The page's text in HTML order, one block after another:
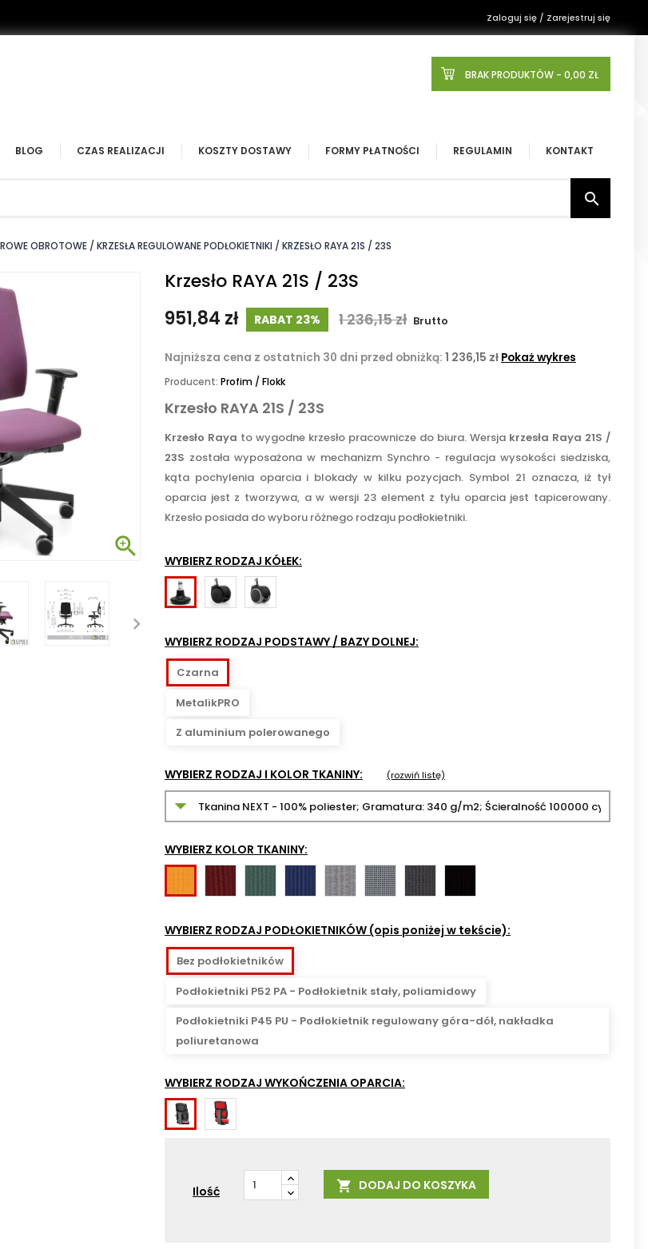
Zaloguj się / Zarejestruj się
BRAK PRODUKTÓW - 0,00 ZŁ
BLOG CZAS REALIZACJI KOSZTY DOSTAWY FORMY PŁATNOŚCI REGULAMIN KONTAKT

OBROTOWE KRZESŁA REGULOWANE PODŁOKIETNIKI KRZESŁO RAYA 21S / 23S

Krzesło RAYA 21S / 23S
951,84 zł
RABAT 23% 1 236,15 zł Brutto
Najniższa cena z ostatnich 30 dni przed obniżką: 1 236,15 zł Pokaż wykres
Producent: Profim / Flokk
Krzesło RAYA 21S / 23S
Krzesło Raya to wygodne krzesło pracownicze do biura. Wersja krzesła Raya 21S /
23S została wyposażona w mechanizm Synchro - regulacja wysokości siedziska,
kąta pochylenia oparcia i blokady w kilku pozycjach. Symbol 21 oznacza, iż tył
oparcia jest z tworzywa, a w wersji 23 element z tyłu oparcia jest tapicerowany.
Krzesło posiada do wyboru różnego rodzaju podłokietniki.
WYBIERZ RODZAJ KÓŁEK:
Stopki
do
powierzchni
Do
powierzchni
np.
dywany
Do
powierzchni
-
WYBIERZ RODZAJ PODSTAWY / BAZY DOLNEJ:
Czarna
MetalikPRO
Z aluminium polerowanego
WYBIERZ RODZAJ I KOLOR TKANINY: (rozwiń listę)
WYBIERZ KOLOR TKANINY:
1
żółty
NX-
7
bordowy
11
ciemnozielony
15
granatowy
NX-
10
szary
NX-
12
szaro-
NX-
14
grafitowy
16
czarny
WYBIERZ RODZAJ PODŁOKIETNIKÓW (opis poniżej w tekście):
Bez podłokietników
Podłokietniki P52 PA - Podłokietnik stały, poliamidowy
Podłokietniki P45 PU - Podłokietnik regulowany góra-dół, nakładka
poliuretanowa
WYBIERZ RODZAJ WYKOŃCZENIA OPARCIA:
RAYA
21
oparcia
RAYA
23
oparcia
Ilość  DODAJ DO KOSZYKA